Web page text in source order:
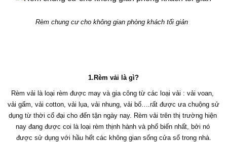
Rèm chung cư cho không gian phòng khách tối giản
1.Rèm vải là gì?
Rèm vải là loại rèm được may và gia công từ các loại vải : vải voan,
vải gấm, vải cotton, vải lụa, vải nhung, vải bố….rất được ưa chuộng sử
dụng từ thời cổ đại cho đến tận ngày nay. Rèm vải trên thị trường hiện
nay đang được coi là loại rèm thịnh hành và phổ biến nhất, bởi nó
được sử dụng với hầu hết các không gian sống cửa sổ trong nhà.